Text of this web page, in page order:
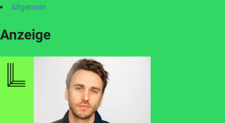
Allgemein
Anzeige